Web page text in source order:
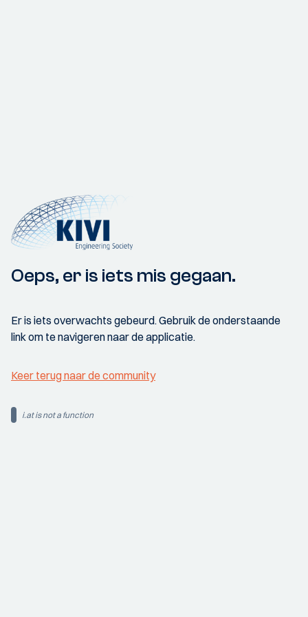
Oeps, er is iets mis gegaan.
Er is iets overwachts gebeurd. Gebruik de onderstaande
link om te navigeren naar de applicatie.
Keer terug naar de community
i.at is not a function